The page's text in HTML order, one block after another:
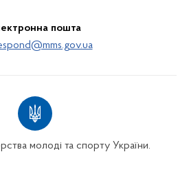
пошта
молоді та спорту України.